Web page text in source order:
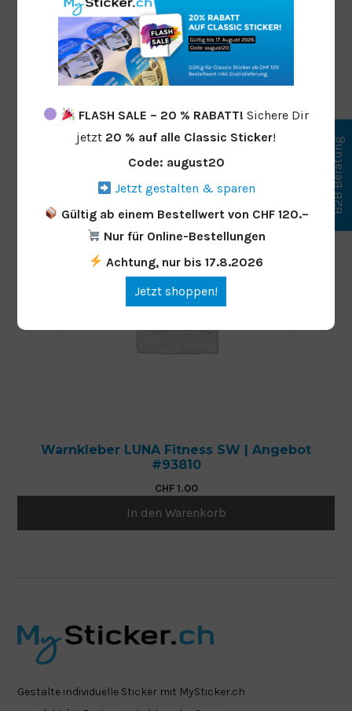
Erw. Datencheck (inkl. Gut zum Druck)
CHF25.00
In den Warenkorb
Warnkleber LUNA Fitness SW | Angebot
#93810
CHF1.00
In den Warenkorb
Gestalte individuelle Sticker mit MySticker.ch
FLASH SALE – 20 % RABATT! Sichere Dir
jetzt 20 % auf alle Classic Sticker!
Code: august20
Jetzt gestalten & sparen
Gültig ab einem Bestellwert von CHF 120.–
Nur für Online-Bestellungen
Achtung, nur bis 17.8.2026
Jetzt shoppen!
B2B Beratung